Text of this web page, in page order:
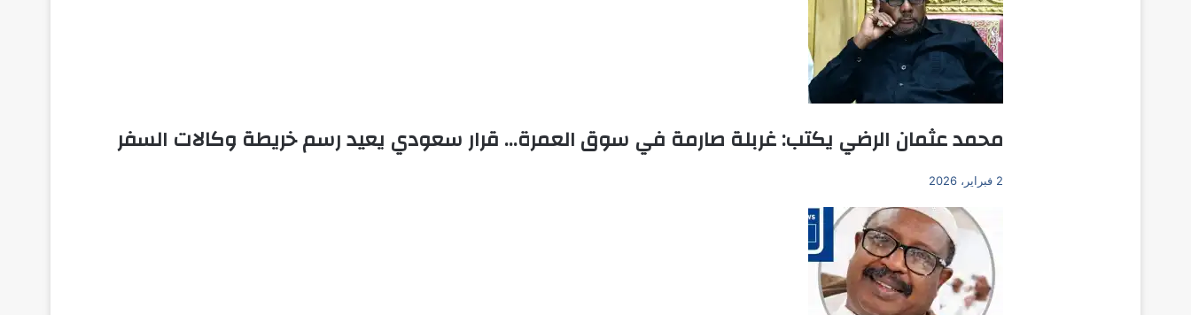
محمد عثمان الرضي يكتب: غربلة صارمة في سوق العمرة… قرار سعودي يعيد رسم خريطة وكالات السفر
2 فبراير، 2026